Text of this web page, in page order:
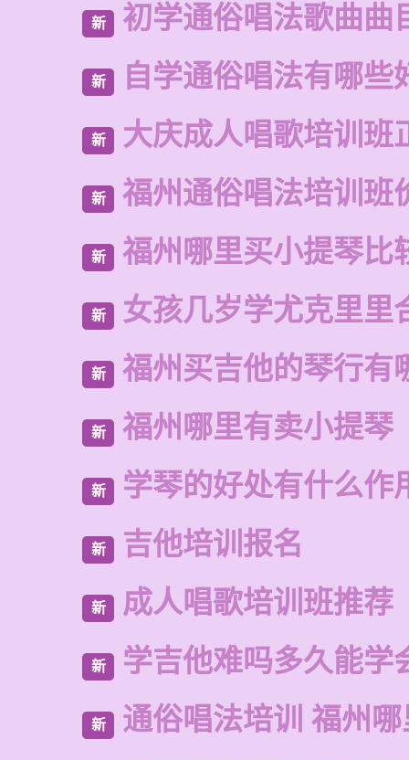
新 初学通俗唱法歌曲曲
新 自学通俗唱法有哪些
新 大庆成人唱歌培训班
新 福州通俗唱法培训班
新 福州哪里买小提琴比
新 女孩几岁学尤克里里
新 福州买吉他的琴行有
新 福州哪里有卖小提琴
新 学琴的好处有什么作
新 吉他培训报名
新 成人唱歌培训班推荐
新 学吉他难吗多久能学
新 通俗唱法培训 福州